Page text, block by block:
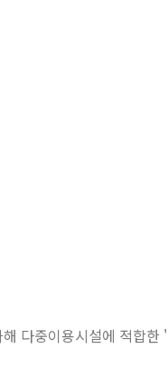
다중이용시설에 적합